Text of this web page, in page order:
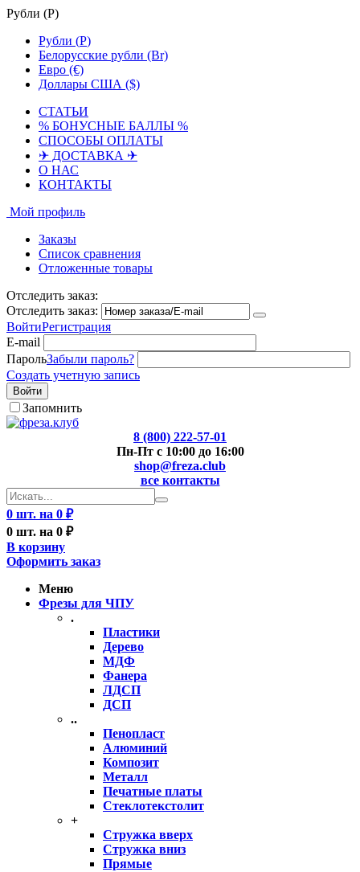
Рубли (Р)
Рубли (Р)
Белорусские рубли (Br)
Евро (€)
Доллары США ($)
СТАТЬИ
% БОНУСНЫЕ БАЛЛЫ %
СПОСОБЫ ОПЛАТЫ
✈ ДОСТАВКА ✈
О НАС
КОНТАКТЫ
Мой профиль
Заказы
Список сравнения
Отложенные товары
Отследить заказ:
Отследить заказ:
ВойтиРегистрация
E-mail
ПарольЗабыли пароль?
Создать учетную запись
Войти
Запомнить
8 (800) 222-57-01
Пн-Пт с 10:00 до 16:00
shop@freza.club
все контакты
0 шт. на 0 ₽
0 шт. на 0 ₽
В корзину
Оформить заказ
Меню
Фрезы для ЧПУ
.
Пластики
Дерево
МДФ
Фанера
ЛДСП
ДСП
..
Пенопласт
Алюминий
Композит
Металл
Печатные платы
Стеклотекстолит
+
Стружка вверх
Стружка вниз
Прямые